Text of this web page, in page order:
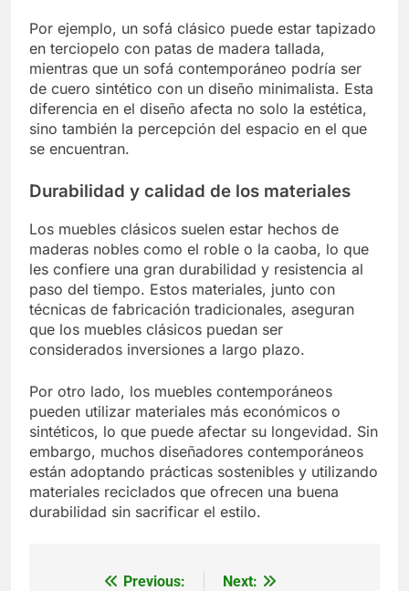
Por ejemplo, un sofá clásico puede estar tapizado
en terciopelo con patas de madera tallada,
mientras que un sofá contemporáneo podría ser
de cuero sintético con un diseño minimalista. Esta
diferencia en el diseño afecta no solo la estética,
sino también la percepción del espacio en el que
se encuentran.
Durabilidad y calidad de los materiales
Los muebles clásicos suelen estar hechos de
maderas nobles como el roble o la caoba, lo que
les confiere una gran durabilidad y resistencia al
paso del tiempo. Estos materiales, junto con
técnicas de fabricación tradicionales, aseguran
que los muebles clásicos puedan ser
considerados inversiones a largo plazo.
Por otro lado, los muebles contemporáneos
pueden utilizar materiales más económicos o
sintéticos, lo que puede afectar su longevidad. Sin
embargo, muchos diseñadores contemporáneos
están adoptando prácticas sostenibles y utilizando
materiales reciclados que ofrecen una buena
durabilidad sin sacrificar el estilo.
Previous:
Next: